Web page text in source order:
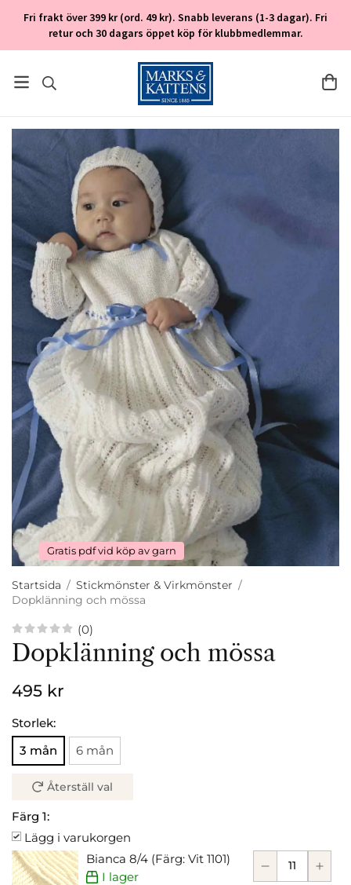
Fri frakt över 399 kr (ord. 49 kr). Snabb leverans (1-3 dagar). Fri
retur och 30 dagars öppet köp för klubbmedlemmar.
Gratis pdf vid köp av garn
Startsida / Stickmönster & Virkmönster /
Dopklänning och mössa
(0)
Dopklänning och mössa
495 kr
Storlek:
3 mån
6 mån
Återställ val
Färg 1:
Lägg i varukorgen
Bianca 8/4 (Färg: Vit 1101)
I lager